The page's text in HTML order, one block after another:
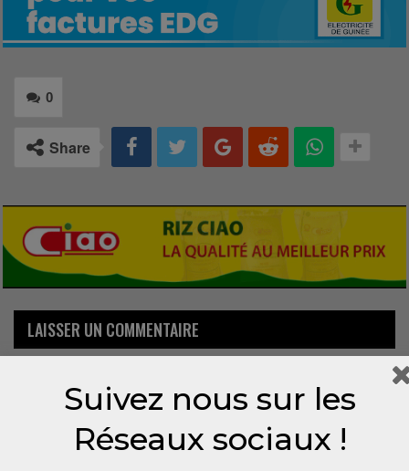
0
Share
LAISSER UN COMMENTAIRE
Suivez nous sur les
Réseaux sociaux !